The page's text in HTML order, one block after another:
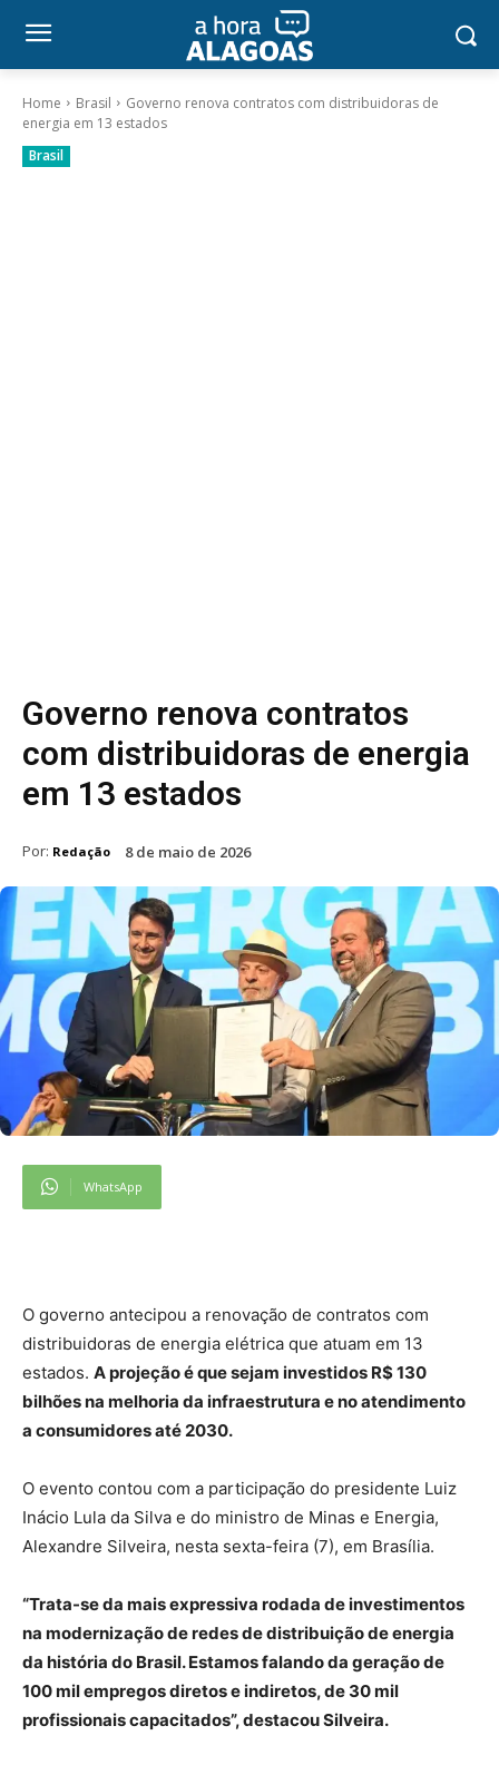
Home Brasil
Governo renova contratos com distribuidoras de
energia em 13 estados
Brasil
Governo renova contratos
com distribuidoras de energia
em 13 estados
Por: Redação 8 de maio de 2026
WhatsApp
O governo antecipou a renovação de contratos com
distribuidoras de energia elétrica que atuam em 13
estados. A projeção é que sejam investidos R$ 130
bilhões na melhoria da infraestrutura e no atendimento
a consumidores até 2030.
O evento contou com a participação do presidente Luiz
Inácio Lula da Silva e do ministro de Minas e Energia,
Alexandre Silveira, nesta sexta-feira (7), em Brasília.
“Trata-se da mais expressiva rodada de investimentos
na modernização de redes de distribuição de energia
da história do Brasil. Estamos falando da geração de
100 mil empregos diretos e indiretos, de 30 mil
profissionais capacitados”, destacou Silveira.